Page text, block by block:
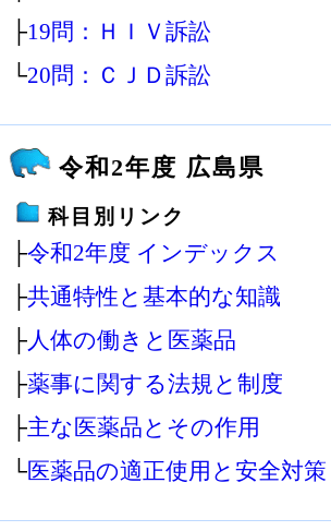
├19問：ＨＩＶ訴訟
└20問：ＣＪＤ訴訟
令和2年度 広島県
科目別リンク
├令和2年度 インデックス
├共通特性と基本的な知識
├人体の働きと医薬品
├薬事に関する法規と制度
├主な医薬品とその作用
└医薬品の適正使用と安全対策